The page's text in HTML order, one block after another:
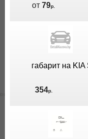
от79р.
габарит на KIA
354р.